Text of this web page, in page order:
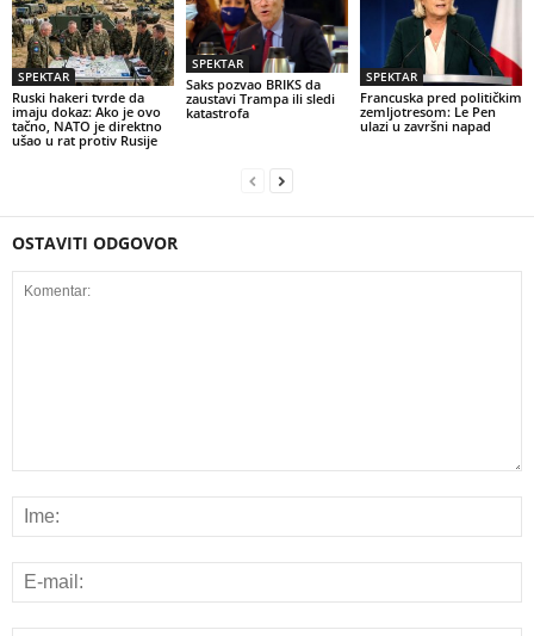
SPEKTAR
Ruski hakeri tvrde da
imaju dokaz: Ako je ovo
tačno, NATO je direktno
ušao u rat protiv Rusije
SPEKTAR
Saks pozvao BRIKS da
zaustavi Trampa ili sledi
katastrofa
SPEKTAR
Francuska pred političkim
zemljotresom: Le Pen
ulazi u završni napad
OSTAVITI ODGOVOR